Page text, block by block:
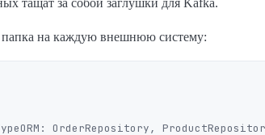
тащат за собой заглушки для Kafka.
на каждую внешнюю систему: